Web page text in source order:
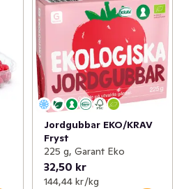
Jordgubbar EKO/KRAV
Fryst
225 g, Garant Eko
32,50 kr
144,44 kr /kg